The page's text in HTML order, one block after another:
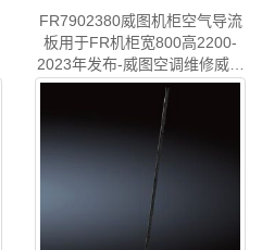
FR7902380威图机柜空气导流
板用于FR机柜宽800高2200-
2023年发布-威图空调维修威图
电柜威图母线威图风扇
FR7902.380
:威图机柜空气导流..